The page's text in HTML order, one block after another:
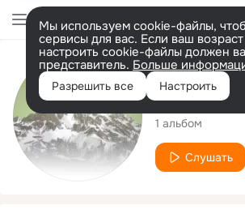
Мы используем cookie-файлы,
сервисы для вас. Если ваш
настроить cookie-файлы должен
представитель. Больше
Разрешить все Настроить
Исполнитель
Magda
1 альбом
Слушать